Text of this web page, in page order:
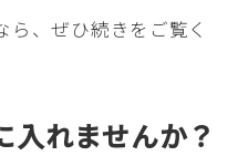
ら、ぜひ続きをご覧く
入れませんか？